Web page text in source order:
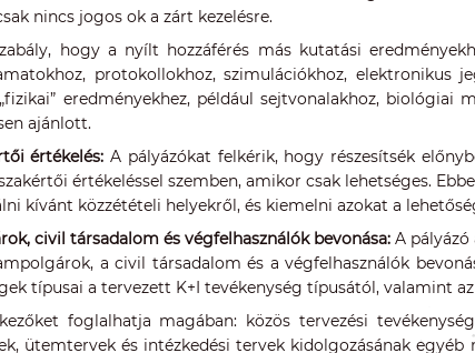
nincs jogos ok a zárt kezelésre.
hogy a nyílt hozzáférés más kutatási
protokollokhoz, szimulációkhoz, elektronikus
eredményekhez, például sejtvonalakhoz, biológiai
ajánlott.
értékelés: A pályázókat felkérik, hogy részesítsék
értékeléssel szemben, amikor csak lehetséges.
kívánt közzétételi helyekről, és kiemelni azokat a
civil társadalom és végfelhasználók bevonása: A
a civil társadalom és a végfelhasználók
típusai a tervezett K+I tevékenység típusától, valamint
foglalhatja magában: közös tervezési
ütemtervek és intézkedési tervek kidolgozásának